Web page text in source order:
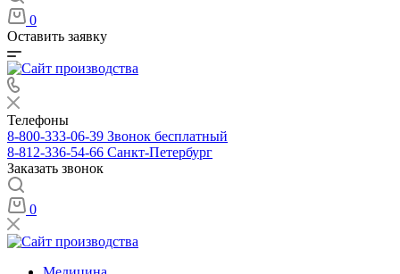
0
Оставить заявку
Телефоны
8-800-333-06-39 Звонок бесплатный
8-812-336-54-66 Санкт-Петербург
Заказать звонок
0